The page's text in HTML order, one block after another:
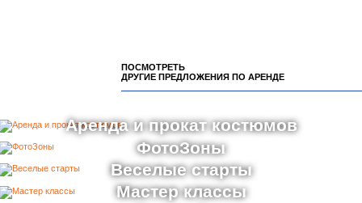
ПОСМОТРЕТЬ
ДРУГИЕ ПРЕДЛОЖЕНИЯ ПО АРЕНДЕ
Аренда и прокат костюмов
ФотоЗоны
Веселые старты
Мастер классы